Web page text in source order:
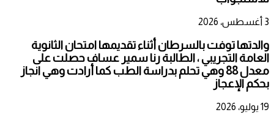
3 أغسطس، 2026
والدتها توفت بالسرطان أثناء تقديمها امتحان الثانوية
العامة التجريبي ، الطالبة رنا سمير عساف حصلت على
معدل 88 وهي تحلم بدراسة الطب كما أرادت وهي انجاز
بحكم الإعجاز
19 يوليو، 2026